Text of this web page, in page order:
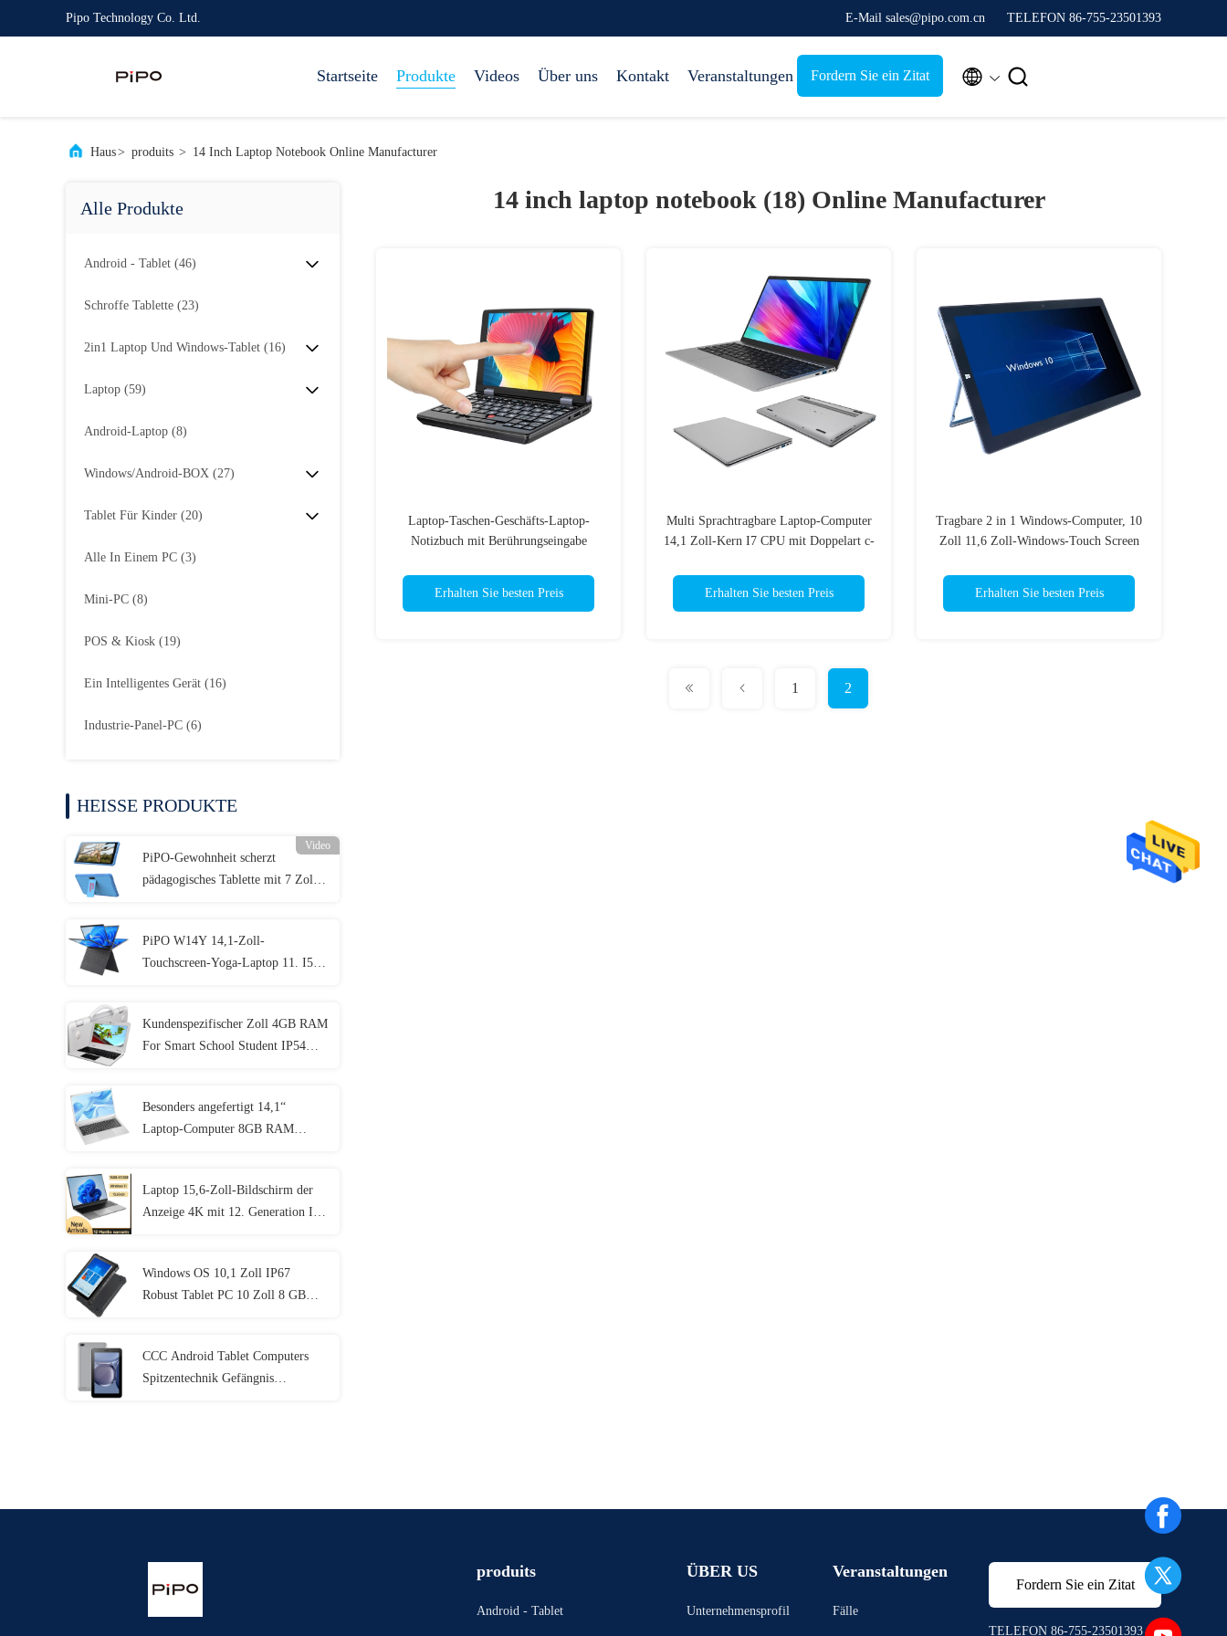
Pipo Technology Co. Ltd. E-Mail sales@pipo.com.cn TELEFON 86-755-23501393
Startseite Produkte Videos Über uns Kontakt Veranstaltungen Fordern Sie ein Zitat  
Haus> produits > 14 Inch Laptop Notebook Online Manufacturer
Alle Produkte
Android - Tablet (46)
Schroffe Tablette (23)
2in1 Laptop Und Windows-Tablet (16)
Laptop (59)
Android-Laptop (8)
Windows/Android-BOX (27)
Tablet Für Kinder (20)
Alle In Einem PC (3)
Mini-PC (8)
POS & Kiosk (19)
Ein Intelligentes Gerät (16)
Industrie-Panel-PC (6)
HEISSE PRODUKTE
Video
PiPO-Gewohnheit scherzt
pädagogisches Tablette mit 7 Zoll 8
PiPO W14Y 14,1-Zoll-
Touchscreen-Yoga-Laptop 11. I5
Kundenspezifischer Zoll 4GB RAM
For Smart School Student IP54
Besonders angefertigt 14,1“
Laptop-Computer 8GB RAM
Laptop 15,6-Zoll-Bildschirm der
Anzeige 4K mit 12. Generation I3
Windows OS 10,1 Zoll IP67
Robust Tablet PC 10 Zoll 8 GB
CCC Android Tablet Computers
Spitzentechnik Gefängnis
14 inch laptop notebook (18) Online Manufacturer
Laptop-Taschen-Geschäfts-Laptop-
Notizbuch mit Berührungseingabe
Erhalten Sie besten Preis
Multi Sprachtragbare Laptop-Computer
14,1 Zoll-Kern I7 CPU mit Doppelart c-
Erhalten Sie besten Preis
Tragbare 2 in 1 Windows-Computer, 10
Zoll 11,6 Zoll-Windows-Touch Screen
Erhalten Sie besten Preis
1 2
produits
Android - Tablet
ÜBER US
Unternehmensprofil
Veranstaltungen
Fälle
Fordern Sie ein Zitat
TELEFON 86-755-23501393